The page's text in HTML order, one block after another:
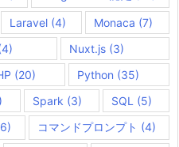
Laravel(4) Monaca (7)
Nuxt.js (3)
(20) Python (35)
Spark (3) SQL (5)
コマンドプロンプト (4)